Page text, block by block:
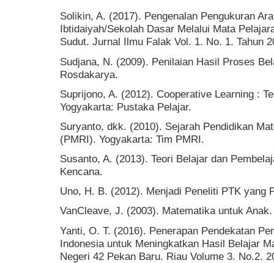
Solikin, A. (2017). Pengenalan Pengukuran
Ibtidaiyah/Sekolah Dasar Melalui Mata
Sudut. Jurnal Ilmu Falak Vol. 1. No. 1. Tahun
Sudjana, N. (2009). Penilaian Hasil Proses
Rosdakarya.
Suprijono, A. (2012). Cooperative Learning :
Yogyakarta: Pustaka Pelajar.
Suryanto, dkk. (2010). Sejarah Pendidikan
(PMRI). Yogyakarta: Tim PMRI.
Susanto, A. (2013). Teori Belajar dan
Kencana.
Uno, H. B. (2012). Menjadi Peneliti PTK yang
VanCleave, J. (2003). Matematika untuk
Yanti, O. T. (2016). Penerapan Pendekatan
Indonesia untuk Meningkatkan Hasil Belajar
Negeri 42 Pekan Baru. Riau Volume 3. No.2.